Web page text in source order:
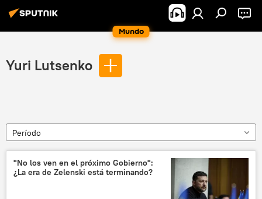
Mundo
Yuri Lutsenko
Período
"No los ven en el próximo Gobierno":
¿La era de Zelenski está terminando?